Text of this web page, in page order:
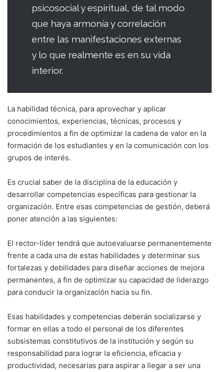
psicosocial y espiritual, de tal modo
que haya armonía y correlación
entre las manifestaciones externas
y lo que realmente es en su vida
interior.
La habilidad técnica, para aprovechar y apli­car
conocimientos, experiencias, técnicas, procesos y
procedimientos a fin de optimizar la cadena de valor en la
formación de los es­tudiantes y en la comunicación con los
grupos de interés.
Es crucial saber de la disciplina de la educa­ción y
desarrollar competencias específicas para gestionar la
organización. Entre esas competencias de gestión, deberá
poner aten­ción a las siguientes:
El rector-líder tendrá que autoevaluarse perma­nentemente
frente a cada una de estas habili­dades y determinar sus
fortalezas y debilidades para diseñar acciones de mejora
permanentes, a fin de optimizar su capacidad de liderazgo
para conducir la organización hacia su fin.
Esas habilidades y competencias deberán so­cializarse y
formar en ellas a todo el personal de los diferentes
subsistemas constitutivos de la institución y según su
responsabilidad para lograr la eficiencia, eficacia y
productividad, necesarias para aspirar a llegar a ser una